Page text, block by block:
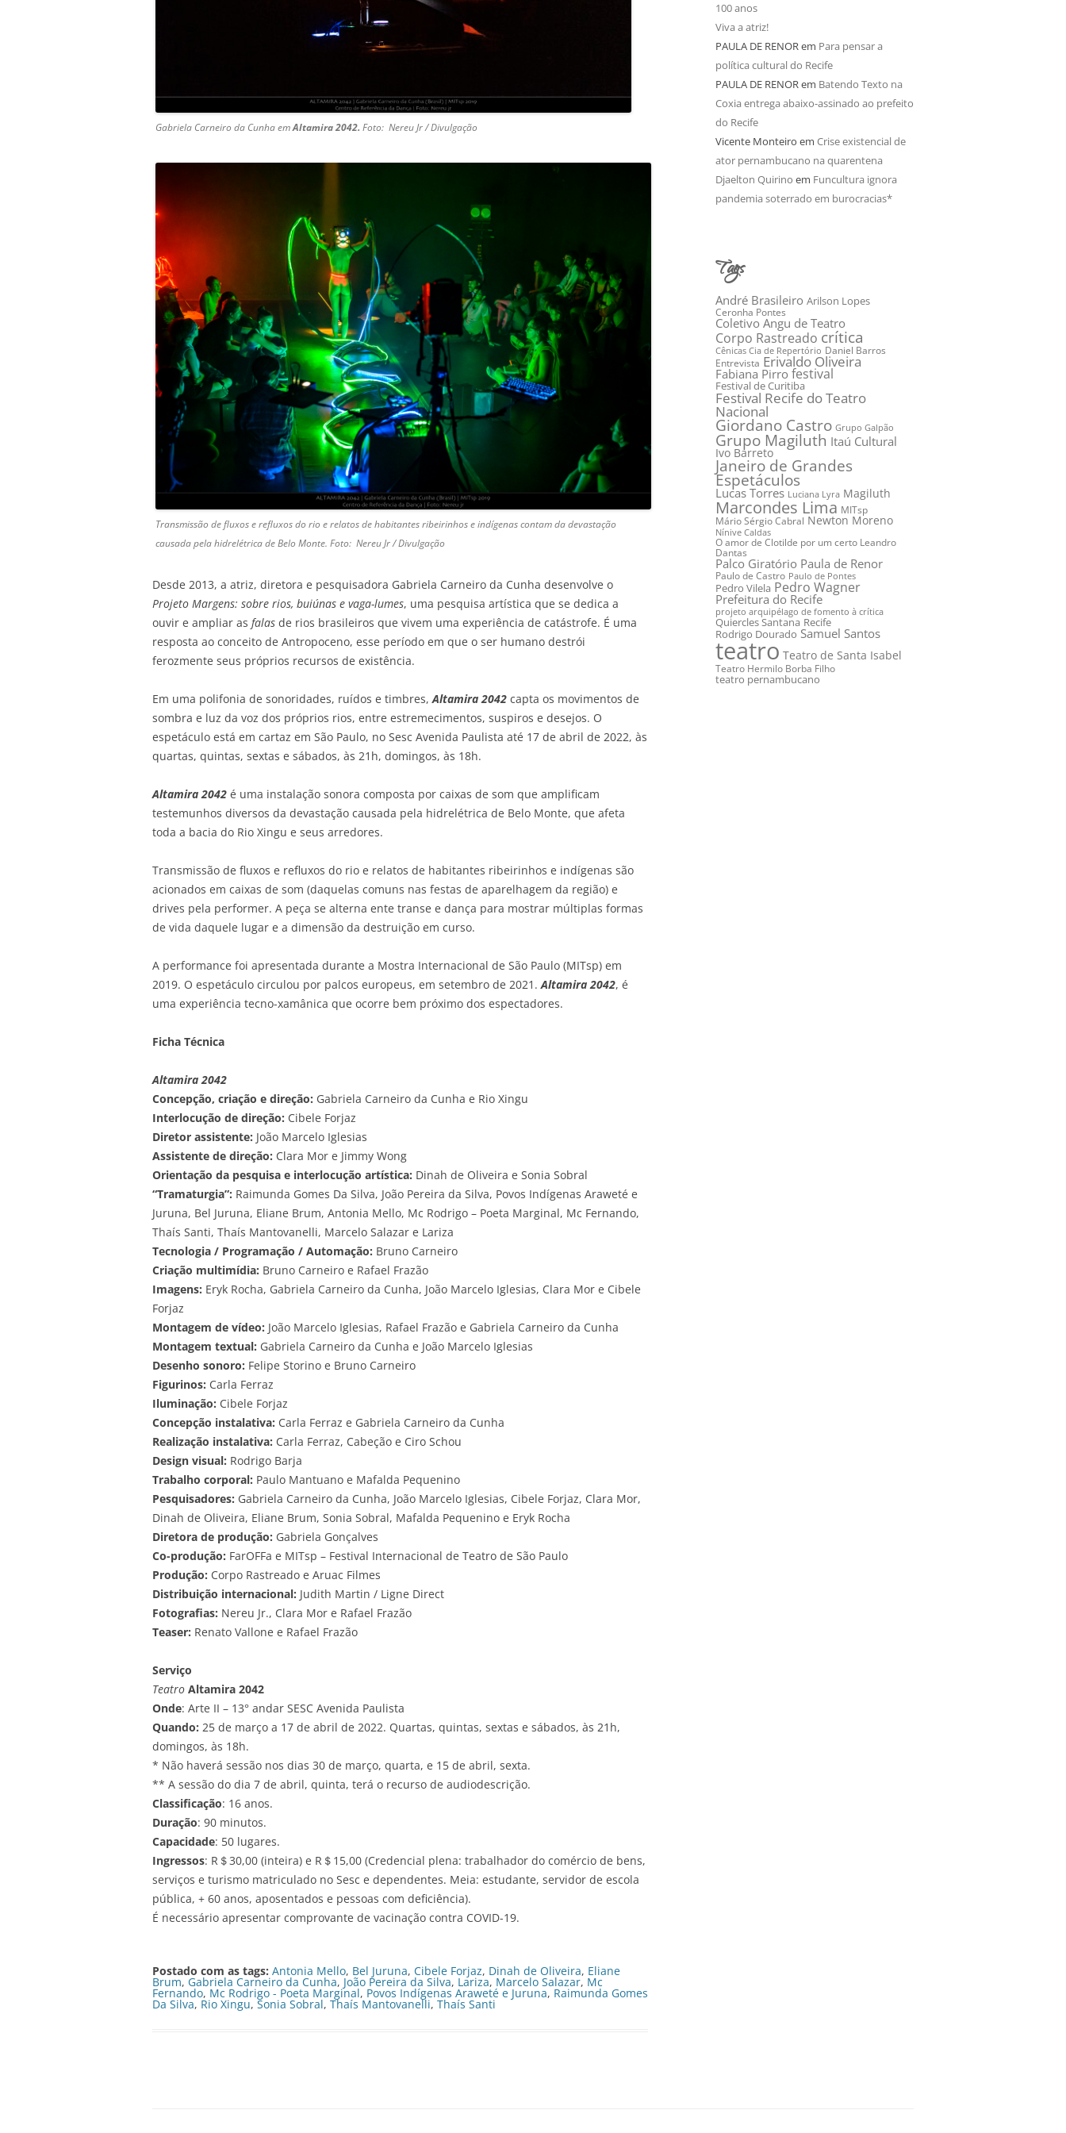
Gabriela Carneiro da Cunha emAltamira2042. Foto: Nereu Jr / Divulgação
Transmissão de fluxos e refluxos do rio e relatos de habitantes ribeirinhos e indígenas contam da devastação
causada pela hidrelétrica de Belo Monte. Foto: Nereu Jr / Divulgação
Desde 2013, a atriz, diretora e pesquisadora Gabriela Carneiro da Cunha desenvolve o
Projeto Margens: sobre rios, buiúnas e vaga-lumes, uma pesquisa artística que se dedica a
ouvir e ampliar as falas de rios brasileiros que vivem uma experiência de catástrofe. É uma
resposta ao conceito de Antropoceno, esse período em que o ser humano destrói
ferozmente seus próprios recursos de existência.
Em uma polifonia de sonoridades, ruídos e timbres,Altamira 2042 capta os movimentos de
sombra e luz da voz dos próprios rios, entre estremecimentos, suspiros e desejos. O
espetáculo está em cartaz em São Paulo, no Sesc Avenida Paulista até 17 de abril de 2022, às
quartas, quintas, sextas e sábados, às 21h, domingos, às 18h.
Altamira2042 é uma instalação sonora composta por caixas de som que amplificam
testemunhos diversos da devastação causada pela hidrelétrica de Belo Monte, que afeta
toda a bacia do Rio Xingu e seus arredores.
Transmissão de fluxos e refluxos do rio e relatos de habitantes ribeirinhos e indígenas são
acionados em caixas de som (daquelas comuns nas festas de aparelhagem da região) e
drives pela performer. A peça se alterna ente transe e dança para mostrar múltiplas formas
de vida daquele lugar e a dimensão da destruição em curso.
A performance foi apresentada durante a Mostra Internacional de São Paulo (MITsp) em
2019. O espetáculo circulou por palcos europeus, em setembro de 2021.Altamira 2042, é
uma experiência tecno-xamânica que ocorre bem próximo dos espectadores.
Ficha Técnica
Altamira 2042
Concepção, criação e direção: Gabriela Carneiro da Cunha e Rio Xingu
Interlocução de direção: Cibele Forjaz
Diretor assistente: João Marcelo Iglesias
Assistente de direção: Clara Mor e Jimmy Wong
Orientação da pesquisa e interlocução artística: Dinah de Oliveira e Sonia Sobral
“Tramaturgia”: Raimunda Gomes Da Silva, João Pereira da Silva, Povos Indígenas Araweté e
Juruna, Bel Juruna, Eliane Brum, Antonia Mello, Mc Rodrigo – Poeta Marginal, Mc Fernando,
Thaís Santi, Thaís Mantovanelli, Marcelo Salazar e Lariza
Tecnologia / Programação / Automação: Bruno Carneiro
Criação multimídia: Bruno Carneiro e Rafael Frazão
Imagens: Eryk Rocha, Gabriela Carneiro da Cunha, João Marcelo Iglesias, Clara Mor e Cibele
Forjaz
Montagem de vídeo: João Marcelo Iglesias, Rafael Frazão e Gabriela Carneiro da Cunha
Montagem textual: Gabriela Carneiro da Cunha e João Marcelo Iglesias
Desenho sonoro: Felipe Storino e Bruno Carneiro
Figurinos: Carla Ferraz
Iluminação: Cibele Forjaz
Concepção instalativa: Carla Ferraz e Gabriela Carneiro da Cunha
Realização instalativa: Carla Ferraz, Cabeção e Ciro Schou
Design visual: Rodrigo Barja
Trabalho corporal: Paulo Mantuano e Mafalda Pequenino
Pesquisadores: Gabriela Carneiro da Cunha, João Marcelo Iglesias, Cibele Forjaz, Clara Mor,
Dinah de Oliveira, Eliane Brum, Sonia Sobral, Mafalda Pequenino e Eryk Rocha
Diretora de produção: Gabriela Gonçalves
Co-produção: FarOFFa e MITsp – Festival Internacional de Teatro de São Paulo
Produção: Corpo Rastreado e Aruac Filmes
Distribuição internacional: Judith Martin / Ligne Direct
Fotografias: Nereu Jr., Clara Mor e Rafael Frazão
Teaser: Renato Vallone e Rafael Frazão
Serviço
Teatro Altamira 2042
Onde: Arte II – 13° andar SESC Avenida Paulista
Quando: 25 de março a 17 de abril de 2022. Quartas, quintas, sextas e sábados, às 21h,
domingos, às 18h.
* Não haverá sessão nos dias 30 de março, quarta, e 15 de abril, sexta.
** A sessão do dia 7 de abril, quinta, terá o recurso de audiodescrição.
Classificação: 16 anos.
Duração: 90 minutos.
Capacidade: 50 lugares.
Ingressos: R＄30,00 (inteira) e R＄15,00 (Credencial plena: trabalhador do comércio de bens,
serviços e turismo matriculado no Sesc e dependentes. Meia: estudante, servidor de escola
pública, + 60 anos, aposentados e pessoas com deficiência).
É necessário apresentar comprovante de vacinação contra COVID-19.
Postado com as tags: Antonia Mello, Bel Juruna, Cibele Forjaz, Dinah de Oliveira, Eliane
Brum, Gabriela Carneiro da Cunha, João Pereira da Silva, Lariza, Marcelo Salazar, Mc
Fernando, Mc Rodrigo - Poeta Marginal, Povos Indígenas Araweté e Juruna, Raimunda Gomes
Da Silva, Rio Xingu, Sonia Sobral, Thaís Mantovanelli, Thaís Santi
100 anos
Viva a atriz!
PAULA DE RENORem Para pensar a
política cultural do Recife
PAULA DE RENORem Batendo Texto na
Coxia entrega abaixo-assinado ao prefeito
do Recife
Vicente Monteiro em Crise existencial de
ator pernambucano na quarentena
Djaelton Quirino em Funcultura ignora
pandemia soterrado em burocracias*
Tags
André Brasileiro Arilson Lopes
Ceronha Pontes
Coletivo Angu de Teatro
Corpo Rastreado crítica
Cênicas Cia de Repertório Daniel Barros
Entrevista Erivaldo Oliveira
Fabiana Pirro festival
Festival de Curitiba
Festival Recife do Teatro
Nacional
Giordano Castro Grupo Galpão
Grupo Magiluth Itaú Cultural
Ivo Barreto
Janeiro de Grandes
Espetáculos
Lucas Torres Luciana Lyra Magiluth
Marcondes Lima MITsp
Mário Sérgio Cabral Newton Moreno
Nínive Caldas
O amor de Clotilde por um certo Leandro
Dantas
Palco Giratório Paula de Renor
Paulo de Castro Paulo de Pontes
Pedro Vilela Pedro Wagner
Prefeitura do Recife
projeto arquipélago de fomento à crítica
Quiercles Santana Recife
Rodrigo Dourado Samuel Santos
teatro Teatro de Santa Isabel
Teatro Hermilo Borba Filho
teatro pernambucano